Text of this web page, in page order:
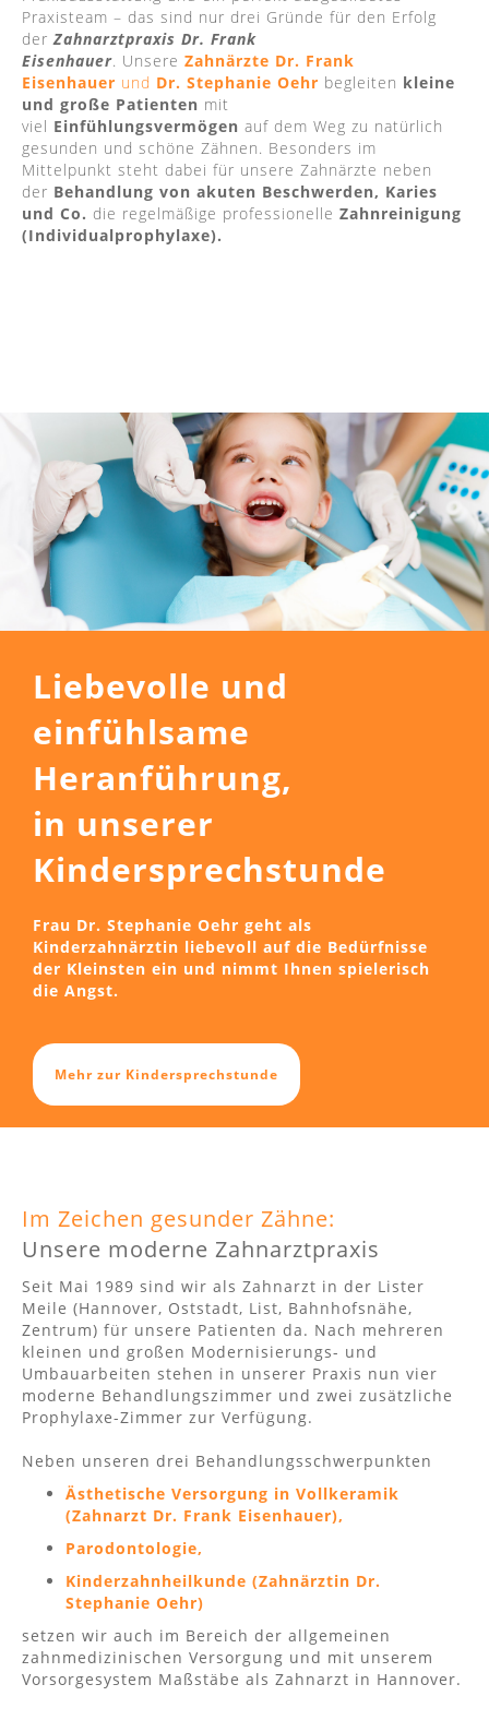
Praxisteam – das sind nur drei Gründe für den Erfolg
der Zahnarztpraxis Dr. Frank
Eisenhauer. Unsere Zahnärzte Dr. Frank
Eisenhauer und Dr. Stephanie Oehr begleiten kleine
und große Patienten mit
viel Einfühlungsvermögen auf dem Weg zu natürlich
gesunden und schöne Zähnen. Besonders im
Mittelpunkt steht dabei für unsere Zahnärzte neben
der Behandlung von akuten Beschwerden, Karies
und Co. die regelmäßige professionelle Zahnreinigung
(Individualprophylaxe).
Liebevolle und
einfühlsame
Heranführung,
in unserer
Kindersprechstunde
Frau Dr. Stephanie Oehr geht als
Kinderzahnärztin liebevoll auf die Bedürfnisse
der Kleinsten ein und nimmt Ihnen spielerisch
die Angst.
Mehr zur Kindersprechstunde
Im Zeichen gesunder Zähne:
Unsere moderne Zahnarztpraxis
Seit Mai 1989 sind wir als Zahnarzt in der Lister
Meile (Hannover, Oststadt, List, Bahnhofsnähe,
Zentrum) für unsere Patienten da. Nach mehreren
kleinen und großen Modernisierungs- und
Umbauarbeiten stehen in unserer Praxis nun vier
moderne Behandlungszimmer und zwei zusätzliche
Prophylaxe-Zimmer zur Verfügung.
Neben unseren drei Behandlungsschwerpunkten
Ästhetische Versorgung in Vollkeramik
(Zahnarzt Dr. Frank Eisenhauer),
Parodontologie,
Kinderzahnheilkunde (Zahnärztin Dr.
Stephanie Oehr)
setzen wir auch im Bereich der allgemeinen
zahnmedizinischen Versorgung und mit unserem
Vorsorgesystem Maßstäbe als Zahnarzt in Hannover.